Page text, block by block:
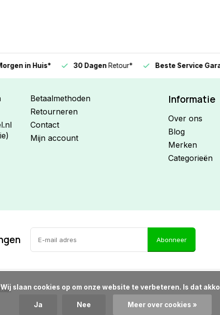
in Huis* 30 DagenRetour* Beste Service Garantie
Betaalmethoden
Retourneren
Contact
Mijn account
Informatie
Over ons
Blog
Merken
Categorieën
Abonneer
Ja Nee Meer over cookies »